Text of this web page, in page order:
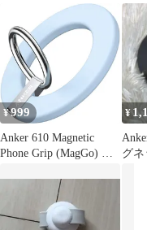
¥999
Anker 610 Magnetic
Phone Grip (MagGo) マ
グ 【MagSafe対応 /
iPhone専用 / ブルー】
¥
グ